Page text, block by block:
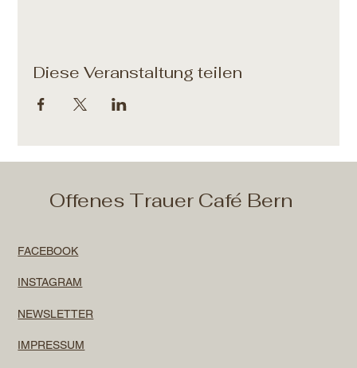
Diese Veranstaltung teilen
Offenes Trauer Café Bern
FACEBOOK
INSTAGRAM
NEWSLETTER
IMPRESSUM